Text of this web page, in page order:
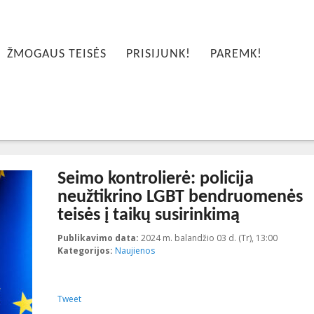
ŽMOGAUS TEISĖS PRISIJUNK! PAREMK!
Seimo kontrolierė: policija
neužtikrino LGBT bendruomenės
teisės į taikų susirinkimą
Publikavimo data: 2024 m. balandžio 03 d. (Tr), 13:00
Kategorijos: Naujienos
Tweet